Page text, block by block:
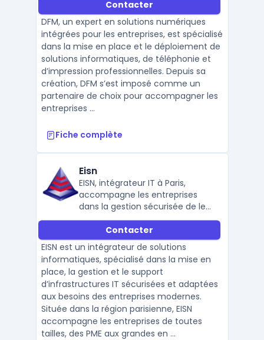
téléphonie et impression.
Partenaire certifié Microsoft, il
garantit des prestations
performantes et adaptées.
Contacter
DFM, un expert en solutions numériques
intégrées pour les entreprises, est spécialisé
dans la mise en place et le déploiement de
solutions informatiques, de téléphonie et
d’impression professionnelles. Depuis sa
création, DFM s’est imposé comme un
partenaire de choix pour accompagner les
entreprises ...
Fiche complète
Eisn
EISN, intégrateur IT à Paris,
accompagne les entreprises
dans la gestion sécurisée de leur
infrastructure, la cybersécurité,
et le support technique, avec
des solutions sur mesure et
performantes.
Contacter
EISN est un intégrateur de solutions
informatiques, spécialisé dans la mise en
place, la gestion et le support
d’infrastructures IT sécurisées et adaptées
aux besoins des entreprises modernes.
Située dans la région parisienne, EISN
accompagne les entreprises de toutes
tailles, des PME aux grandes en ...